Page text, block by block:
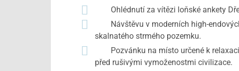
Ohlédnutí za vítězi loňské ankety
Návštěvu v moderních high-
skalnatého strmého pozemku.
Pozvánku na místo určené k relaxaci,
před rušivými vymoženostmi civilizace.